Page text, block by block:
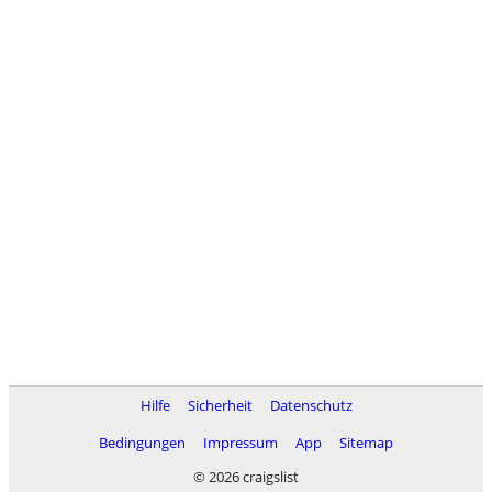
Hilfe Sicherheit
Datenschutz
Bedingungen
Impressum App
Sitemap
© 2026 craigslist